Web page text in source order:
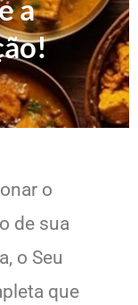
a
o
de sua
o Seu
que